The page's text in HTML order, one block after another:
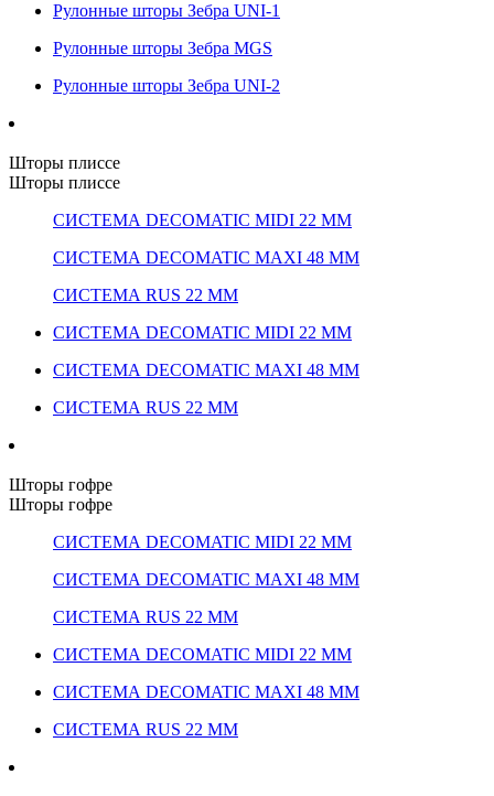
Рулонные шторы Зебра UNI-1
Рулонные шторы Зебра MGS
Рулонные шторы Зебра UNI-2
Шторы плиссе
Шторы плиссе
СИСТЕМА DECOMATIC MIDI 22 ММ
СИСТЕМА DECOMATIC MAXI 48 ММ
СИСТЕМА RUS 22 ММ
СИСТЕМА DECOMATIC MIDI 22 ММ
СИСТЕМА DECOMATIC MAXI 48 ММ
СИСТЕМА RUS 22 ММ
Шторы гофре
Шторы гофре
СИСТЕМА DECOMATIC MIDI 22 ММ
СИСТЕМА DECOMATIC MAXI 48 ММ
СИСТЕМА RUS 22 ММ
СИСТЕМА DECOMATIC MIDI 22 ММ
СИСТЕМА DECOMATIC MAXI 48 ММ
СИСТЕМА RUS 22 ММ